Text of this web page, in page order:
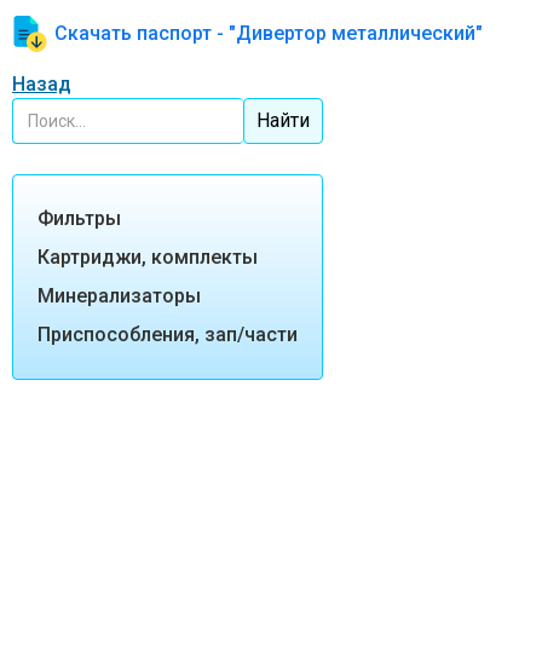
Скачать паспорт - "Дивертор металлический"
Назад
Фильтры
Картриджи, комплекты
Минерализаторы
Приспособления, зап/части